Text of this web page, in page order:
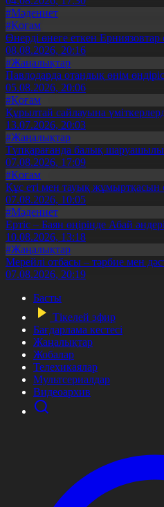
#Мәдениет
#Қоғам
Өнерді өнеге еткен Ерниязовтар
08.08.2026, 20:16
#Жаңалықтар
Павлодарда отандық өнім
05.08.2026, 20:06
#Қоғам
Құрылтай сайлауына
13.07.2026, 20:03
#Жаңалықтар
Түпқарағанда балық
07.08.2026, 17:09
#Қоғам
Құс еті мен тауық жұмыртқасын
07.08.2026, 10:05
#Мәдениет
Ертіс – Баян өңірінде Абай
10.08.2026, 13:18
#Жаңалықтар
Мерейлі отбасы – тәрбие мен
07.08.2026, 20:19
Басты
Тікелей эфир
Бағдарлама кестесі
Жаңалықтар
Жобалар
Телехикаялар
Мультсериалдар
Видеоархив